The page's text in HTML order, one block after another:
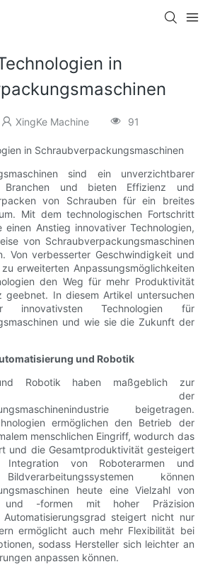
in
XingKe Machine 91
in Schraubverpackungsmaschinen
sind ein unverzichtbarer
Branchen und bieten Effizienz und
von Schrauben für ein breites
Mit dem technologischen Fortschritt
einen Anstieg innovativer Technologien,
von Schraubverpackungsmaschinen
Von verbesserter Geschwindigkeit und
erweiterten Anpassungsmöglichkeiten
den Weg für mehr Produktivität
geebnet. In diesem Artikel untersuchen
Technologien für
und wie sie die Zukunft der
und Robotik
Robotik haben maßgeblich zur
der
beigetragen.
ermöglichen den Betrieb der
menschlichen Eingriff, wodurch das
und die Gesamtproduktivität gesteigert
von Roboterarmen und
können
heute eine Vielzahl von
und -formen mit hoher Präzision
Automatisierungsgrad steigert nicht nur
ermöglicht auch mehr Flexibilität bei
sodass Hersteller sich leichter an
anpassen können.